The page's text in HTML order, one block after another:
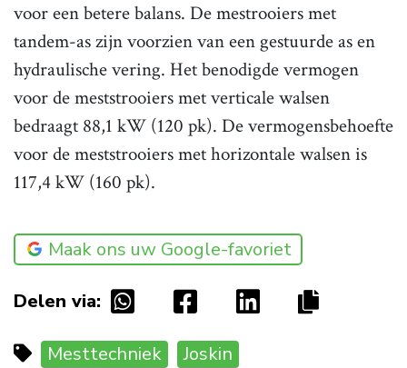
voor een betere balans. De mestrooiers met
tandem-as zijn voorzien van een gestuurde as en
hydraulische vering. Het benodigde vermogen
voor de meststrooiers met verticale walsen
bedraagt 88,1 kW (120 pk). De vermogensbehoefte
voor de meststrooiers met horizontale walsen is
117,4 kW (160 pk).
Maak ons uw Google-favoriet
Delen via:
Mesttechniek Joskin